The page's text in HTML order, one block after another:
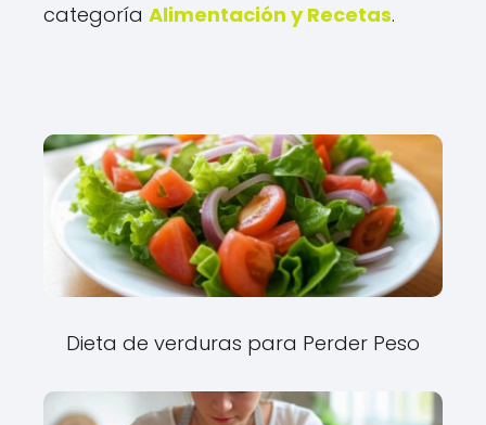
categoría Alimentación y Recetas.
Dieta de verduras para Perder Peso